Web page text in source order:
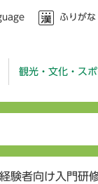
ふりがな
観光・文化・ス
験者向け入門研